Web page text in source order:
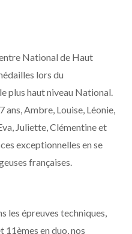
National de Haut
lors du
plus haut niveau National.
ans, Ambre, Louise, Léonie,
Juliette, Clémentine et
exceptionnelles en se
françaises.
les épreuves techniques,
11èmes en duo, nos